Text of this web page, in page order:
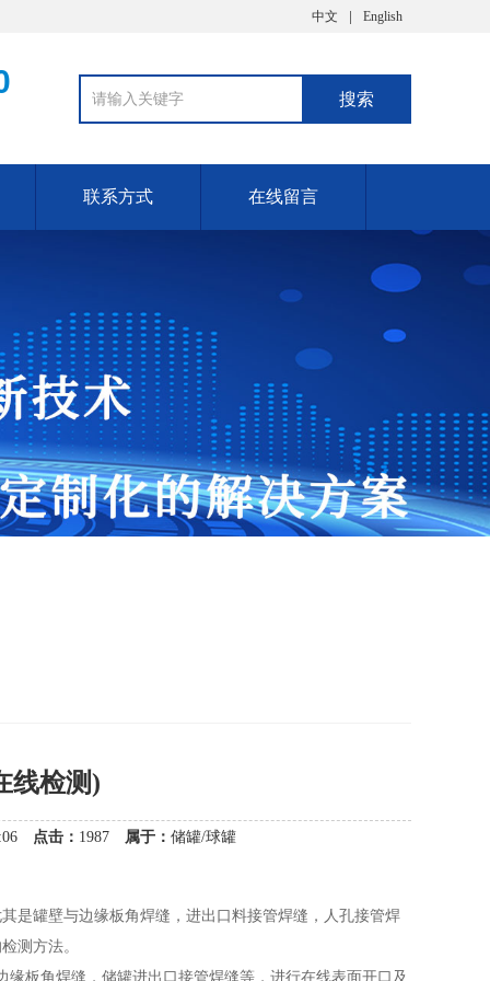
中文 English
联系方式 在线留言
线检测)
点击： 1987 属于： 储罐/球罐
罐壁与边缘板角焊缝，进出口料接管焊缝，人孔接管焊
测方法。
角焊缝，储罐进出口接管焊缝等，进行在线表面开口及